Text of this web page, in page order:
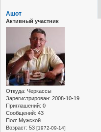
Ашот
Активный участник
Откуда: Черкассы
Зарегистрирован: 2008-10-19
Приглашений: 0
Сообщений: 43
Пол: Мужской
Возраст: 53 [1972-09-14]